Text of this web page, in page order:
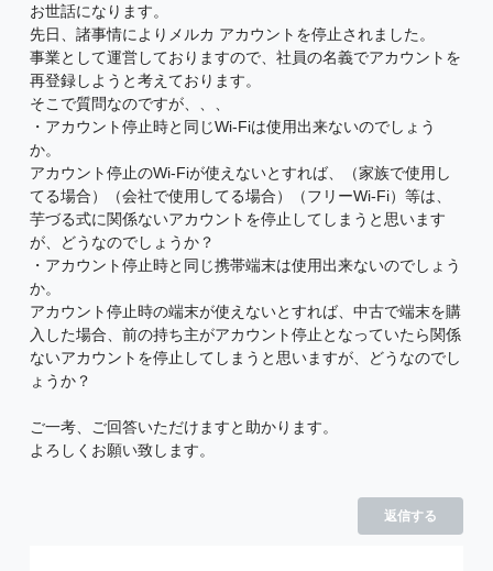
お世話になります。
先日、諸事情によりメルカ アカウントを停止されました。
事業として運営しておりますので、社員の名義でアカウントを
再登録しようと考えております。
そこで質問なのですが、、、
・アカウント停止時と同じWi-Fiは使用出来ないのでしょう
か。
アカウント停止のWi-Fiが使えないとすれば、（家族で使用し
てる場合）（会社で使用してる場合）（フリーWi-Fi）等は、
芋づる式に関係ないアカウントを停止してしまうと思います
が、どうなのでしょうか？
・アカウント停止時と同じ携帯端末は使用出来ないのでしょう
か。
アカウント停止時の端末が使えないとすれば、中古で端末を購
入した場合、前の持ち主がアカウント停止となっていたら関係
ないアカウントを停止してしまうと思いますが、どうなのでし
ょうか？
ご一考、ご回答いただけますと助かります。
よろしくお願い致します。
返信する